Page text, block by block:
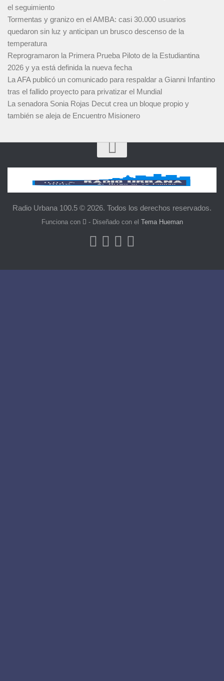
el seguimiento
Tormentas y granizo en el AMBA: casi 30.000 usuarios
quedaron sin luz y anticipan un brusco descenso de la
temperatura
Reprogramaron la Primera Prueba Piloto de la Estudiantina
2026 y ya está definida la nueva fecha
La AFA publicó un comunicado para respaldar a Gianni Infantino
tras el fallido proyecto para privatizar el Mundial
La senadora Sonia Rojas Decut crea un bloque propio y
también se aleja de Encuentro Misionero
Radio Urbana 100.5 © 2026. Todos los derechos reservados.
Funciona con - Diseñado con el Tema Hueman